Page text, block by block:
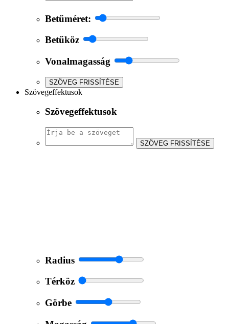
Betűméret:
Betűköz
Vonalmagasság
SZÖVEG FRISSÍTÉSE
Szövegeffektusok
Szövegeffektusok
SZÖVEG FRISSÍTÉSE
Radius
Térköz
Görbe